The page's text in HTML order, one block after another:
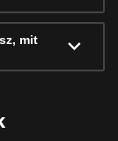
mit